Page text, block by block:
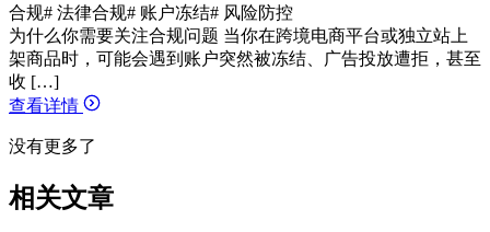
合规# 法律合规# 账户冻结# 风险防控
为什么你需要关注合规问题 当你在跨境电商平台或独立站上
架商品时，可能会遇到账户突然被冻结、广告投放遭拒，甚至
收 […]
查看详情
没有更多了
相关文章